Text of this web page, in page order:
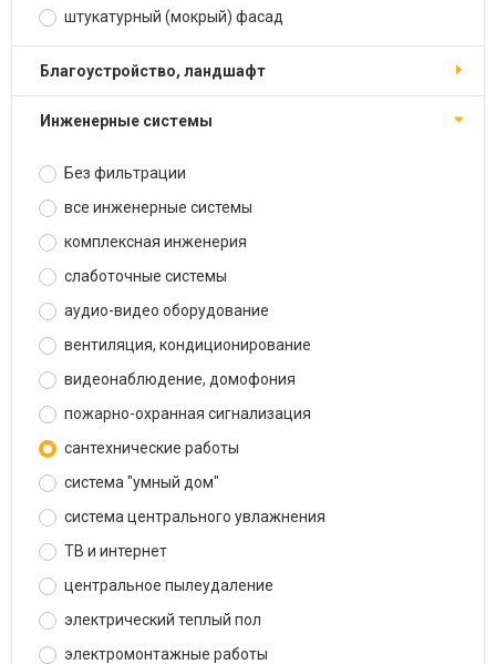
штукатурный (мокрый) фасад
благоустройство, ландшафт
инженерные системы
Без фильтрации
все инженерные системы
комплексная инженерия
слаботочные системы
аудио-видео оборудование
вентиляция, кондиционирование
видеонаблюдение, домофония
пожарно-охранная сигнализация
сантехнические работы
система "умный дом"
система центрального увлажнения
ТВ и интернет
центральное пылеудаление
электрический теплый пол
электромонтажные работы